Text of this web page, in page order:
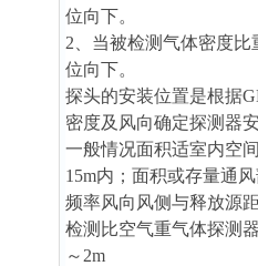
位向下。
2、当被检测气体密度
位向下。
探头的安装位置是根据
密度及风向确定探测器
一般情况面积适室内空
15m内；面积或存量通
频率风向风侧与释放源
检测比空气重气体探测
～2m